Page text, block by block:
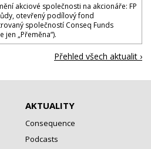
akciové společnosti na akcionáře: FP
otevřený podílový fond
společností Conseq Funds
„Přeměna“).
Přehled všech aktualit ›
AKTUALITY
Consequence
Podcasts